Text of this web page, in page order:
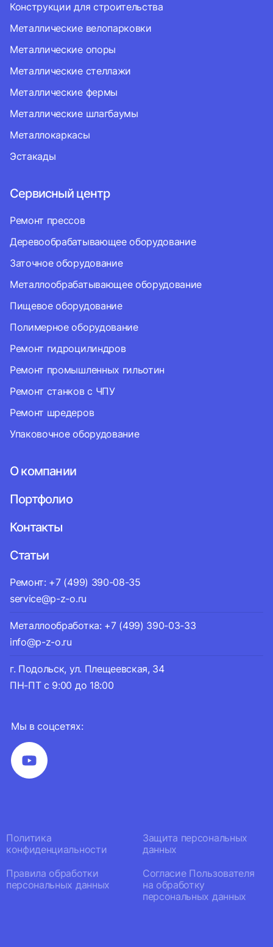
Мы в соцсетях:
Конструкции для строительства
Металлические велопарковки
Металлические опоры
Металлические стеллажи
Металлические фермы
Металлические шлагбаумы
Металлокаркасы
Эстакады
Сервисный центр
Ремонт прессов
Деревообрабатывающее оборудование
Заточное оборудование
Металлообрабатывающее оборудование
Пищевое оборудование
Полимерное оборудование
Ремонт гидроцилиндров
Ремонт промышленных гильотин
Ремонт станков с ЧПУ
Ремонт шредеров
Упаковочное оборудование
О компании
Портфолио
Контакты
Статьи
Ремонт: +7 (499) 390-08-35
service@p-z-o.ru
Металлообработка: +7 (499) 390-03-33
info@p-z-o.ru
г. Подольск, ул. Плещеевская, 34
ПН-ПТ с 9:00 до 18:00
Политика
конфиденциальности
Защита персональных
данных
Правила обработки
персональных данных
Согласие Пользователя
на обработку
персональных данных